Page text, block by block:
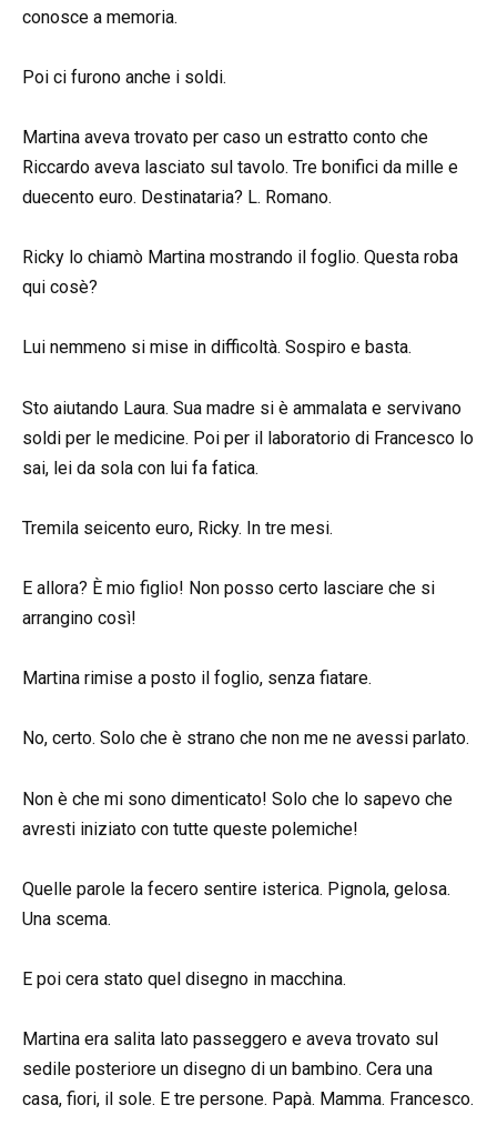
conosce a memoria.
Poi ci furono anche i soldi.
Martina aveva trovato per caso un estratto conto che
Riccardo aveva lasciato sul tavolo. Tre bonifici da mille e
duecento euro. Destinataria? L. Romano.
Ricky lo chiamò Martina mostrando il foglio. Questa roba
qui cosè?
Lui nemmeno si mise in difficoltà. Sospiro e basta.
Sto aiutando Laura. Sua madre si è ammalata e servivano
soldi per le medicine. Poi per il laboratorio di Francesco lo
sai, lei da sola con lui fa fatica.
Tremila seicento euro, Ricky. In tre mesi.
E allora? È mio figlio! Non posso certo lasciare che si
arrangino così!
Martina rimise a posto il foglio, senza fiatare.
No, certo. Solo che è strano che non me ne avessi parlato.
Non è che mi sono dimenticato! Solo che lo sapevo che
avresti iniziato con tutte queste polemiche!
Quelle parole la fecero sentire isterica. Pignola, gelosa.
Una scema.
E poi cera stato quel disegno in macchina.
Martina era salita lato passeggero e aveva trovato sul
sedile posteriore un disegno di un bambino. Cera una
casa, fiori, il sole. E tre persone. Papà. Mamma. Francesco.